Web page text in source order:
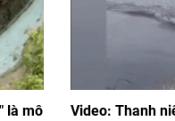
là mô
Video: Thanh